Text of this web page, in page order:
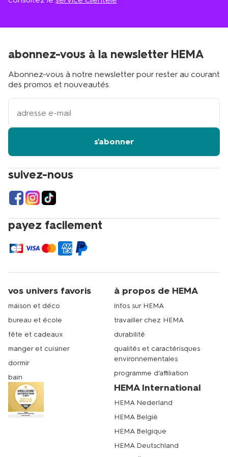
suivez-nous
payez facilement
abonnez-vous à la newsletter HEMA
Abonnez-vous à notre newsletter pour rester au courant
des promos et nouveautés.
votre
adresse
s'abonner
vos univers favoris
maison et déco
bureau et école
fête et cadeaux
manger et cuisiner
dormir
bain
à propos de HEMA
infos sur HEMA
travailler chez HEMA
durabilité
qualités et caractérisques
environnementales
programme d'affiliation
HEMA International
HEMA Nederland
HEMA België
HEMA Belgique
HEMA Deutschland